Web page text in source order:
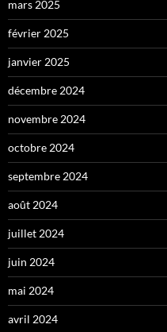
mars 2025
février 2025
janvier 2025
décembre 2024
novembre 2024
octobre 2024
septembre 2024
août 2024
juillet 2024
juin 2024
mai 2024
avril 2024